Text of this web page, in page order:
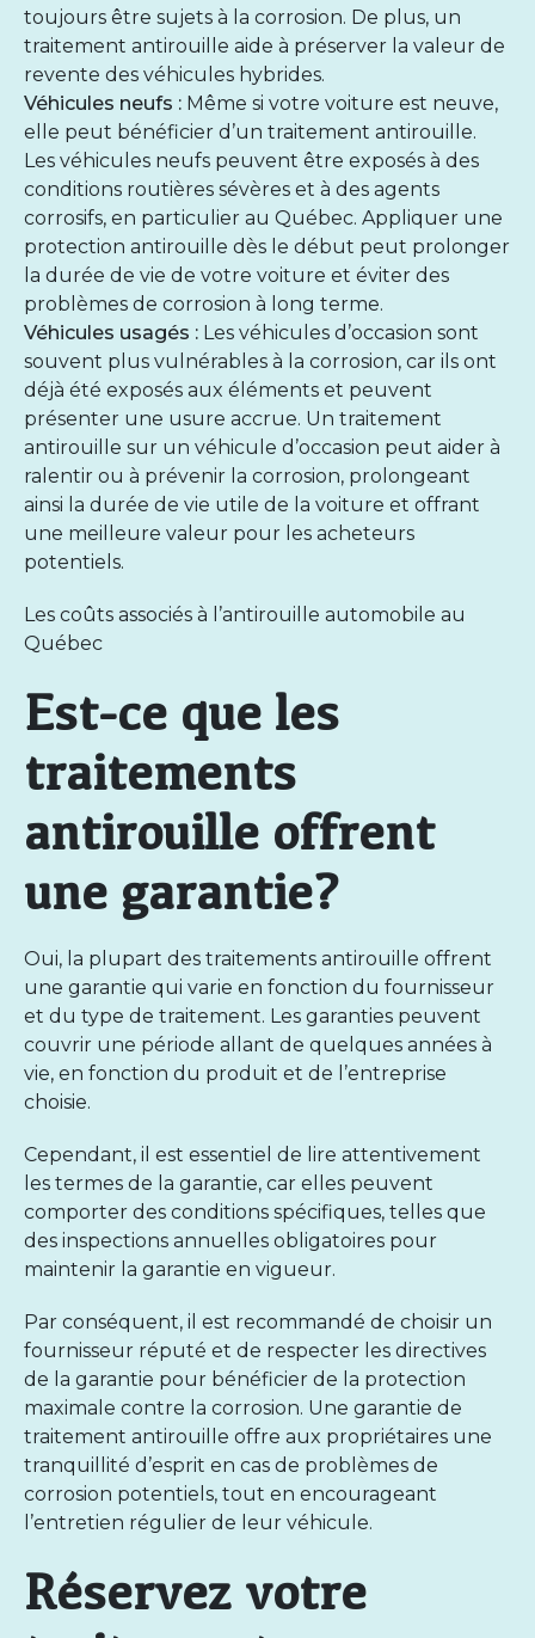
toujours être sujets à la corrosion. De plus, un
traitement antirouille aide à préserver la valeur de
revente des véhicules hybrides.
Véhicules neufs : Même si votre voiture est neuve,
elle peut bénéficier d’un traitement antirouille.
Les véhicules neufs peuvent être exposés à des
conditions routières sévères et à des agents
corrosifs, en particulier au Québec. Appliquer une
protection antirouille dès le début peut prolonger
la durée de vie de votre voiture et éviter des
problèmes de corrosion à long terme.
Véhicules usagés : Les véhicules d’occasion sont
souvent plus vulnérables à la corrosion, car ils ont
déjà été exposés aux éléments et peuvent
présenter une usure accrue. Un traitement
antirouille sur un véhicule d’occasion peut aider à
ralentir ou à prévenir la corrosion, prolongeant
ainsi la durée de vie utile de la voiture et offrant
une meilleure valeur pour les acheteurs
potentiels.
Les coûts associés à l’antirouille automobile au
Québec
Est-ce que les
traitements
antirouille offrent
une garantie?
Oui, la plupart des traitements antirouille offrent
une garantie qui varie en fonction du fournisseur
et du type de traitement. Les garanties peuvent
couvrir une période allant de quelques années à
vie, en fonction du produit et de l’entreprise
choisie.
Cependant, il est essentiel de lire attentivement
les termes de la garantie, car elles peuvent
comporter des conditions spécifiques, telles que
des inspections annuelles obligatoires pour
maintenir la garantie en vigueur.
Par conséquent, il est recommandé de choisir un
fournisseur réputé et de respecter les directives
de la garantie pour bénéficier de la protection
maximale contre la corrosion. Une garantie de
traitement antirouille offre aux propriétaires une
tranquillité d’esprit en cas de problèmes de
corrosion potentiels, tout en encourageant
l’entretien régulier de leur véhicule.
Réservez votre